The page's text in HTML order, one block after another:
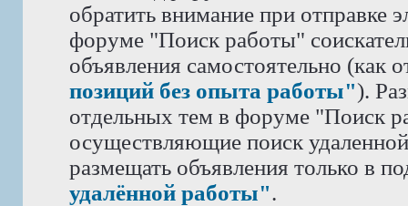
обратить внимание при отправке
форуме "Поиск работы"
объявления самостоятельно
позиций без опыта работы").
отдельных тем в форуме "Поиск
осуществляющие поиск
размещать объявления только в
удалённой работы".